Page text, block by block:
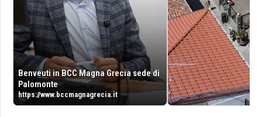
Benveuti in BCC Magna Grecia sede di
Palomonte
https://www.bccmagnagrecia.it